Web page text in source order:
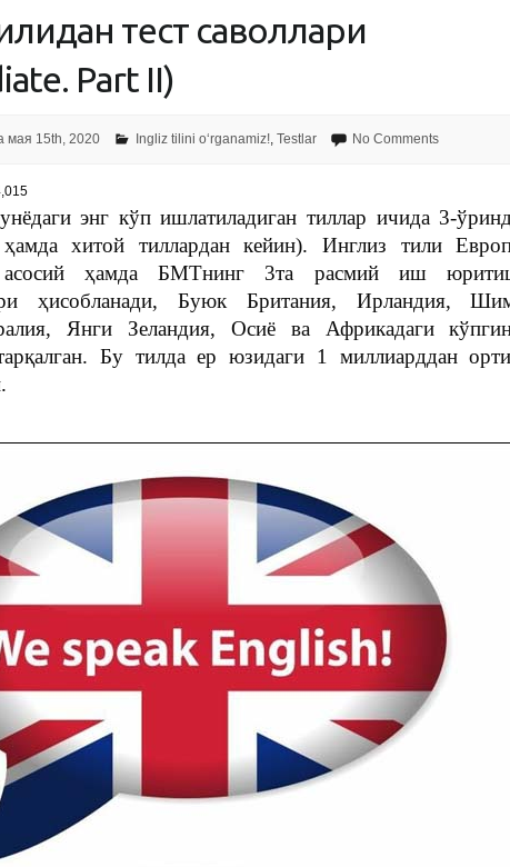
тест саволлари
Рart II)
мая 15th, 2020 Ingliz tilini o‘rganamiz!, Testlar No Comments
энг кўп ишлатиладиган тиллар ичида 3-
хитой тиллардан кейин). Инглиз тили
асосий ҳамда БМТнинг 3та расмий иш
ҳисобланади, Буюк Британия, Ирландия,
Янги Зеландия, Осиё ва Африкадаги
Бу тилда ер юзидаги 1 миллиарддан